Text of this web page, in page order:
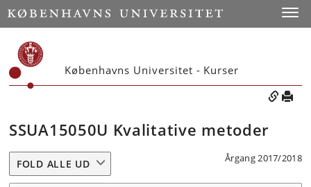
Københavns Universitet - Kurser
SSUA15050U Kvalitative metoder
Årgang 2017/2018
FOLD ALLE UD